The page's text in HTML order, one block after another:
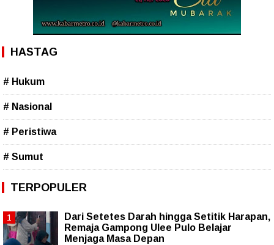
HASTAG
# Hukum
# Nasional
# Peristiwa
# Sumut
TERPOPULER
Dari Setetes Darah hingga Setitik Harapan,
Remaja Gampong Ulee Pulo Belajar
Menjaga Masa Depan